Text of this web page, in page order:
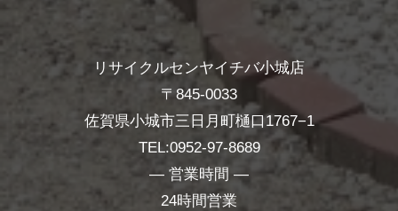
リサイクルセンヤイチバ小城店
〒845-0033
佐賀県小城市三日月町樋口1767−1
TEL:0952-97-8689
― 営業時間 ―
24時間営業